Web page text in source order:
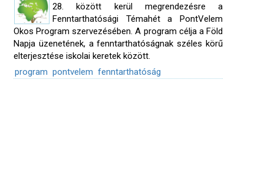
28. között kerül megrendezésre a
Fenntarthatósági Témahét a PontVelem
Okos Program szervezésében. A program célja a Föld
Napja üzenetének, a fenntarthatóságnak széles körű
elterjesztése iskolai keretek között.
program pontvelem fenntarthatóság